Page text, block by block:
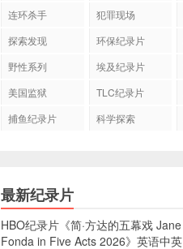
连环杀手
犯罪现场
探索发现
环保纪录片
野性系列
埃及纪录片
美国监狱
TLC纪录片
捕鱼纪录片
科学探索
最新纪录片
HBO纪录片《简·方达的五幕戏 Jane
Fonda in Five Acts 2026》英语中英